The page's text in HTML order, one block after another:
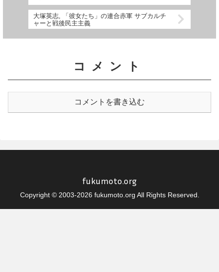
大塚英志, 「彼女たち」の連合赤軍 サブカルチ
ャーと戦後民主主義
コメント
コメントを書き込む
fukumoto.org
Copyright © 2003-2026 fukumoto.org All Rights Reserved.